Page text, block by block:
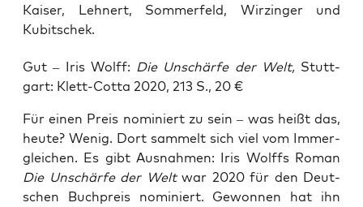
Kaiser, Lehnert, Sommerfeld, Wirzinger und
Kubitschek.
Gut – Iris Wolff: Die Unschär­fe der Welt,Stutt­
gart: Klett-Cot­ta 2020, 213 S., 20 €
Für einen Preis nomi­niert zu sein – was heißt das,
heu­te? Wenig. Dort sam­melt sich viel vom Immer­
glei­chen. Es gibt Aus­nah­men: Iris Wolffs Roman
Die Unschär­fe der Weltwar 2020 für den Deut­
schen Buch­preis nomi­niert. Gewon­nen hat ihn